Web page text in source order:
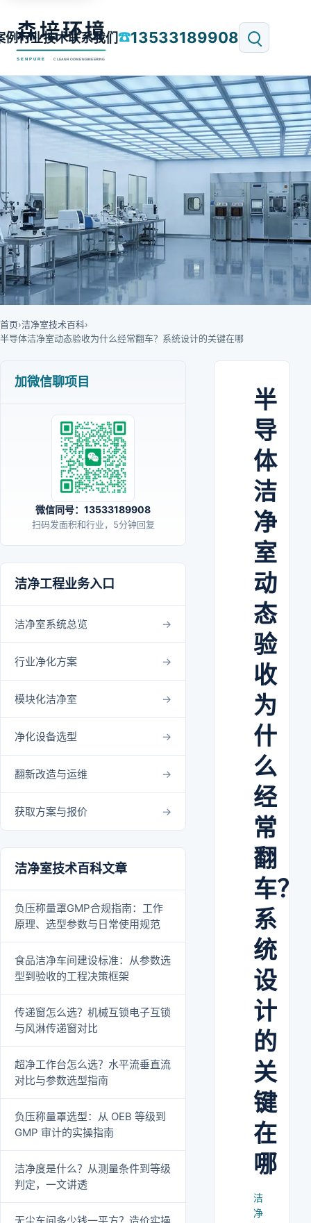
例行业技术联系我们☎13533189908
首页›洁净室技术百科›
半导体洁净室动态验收为什么经常翻车？系统设计的关键在哪
加微信聊项目
微信同号：13533189908
扫码发面积和行业，5分钟回复
洁净工程业务入口
洁净室系统总览
行业净化方案
模块化洁净室
净化设备选型
翻新改造与运维
获取方案与报价
洁净室技术百科文章
负压称量罩GMP合规指南：工作
原理、选型参数与日常使用规范
食品洁净车间建设标准：从参数选
型到验收的工程决策框架
传递窗怎么选？机械互锁电子互锁
与风淋传递窗对比
超净工作台怎么选？水平流垂直流
对比与参数选型指南
负压称量罩选型：从 OEB 等级到
GMP 审计的实操指南
洁净度是什么？从测量条件到等级
判定，一文讲透
无尘车间多少钱一平方？造价实操
半
导
体
洁
净
室
动
态
验
收
为
什
么
经
常
翻
车？
系
统
设
计
的
关
键
在
哪
洁
净